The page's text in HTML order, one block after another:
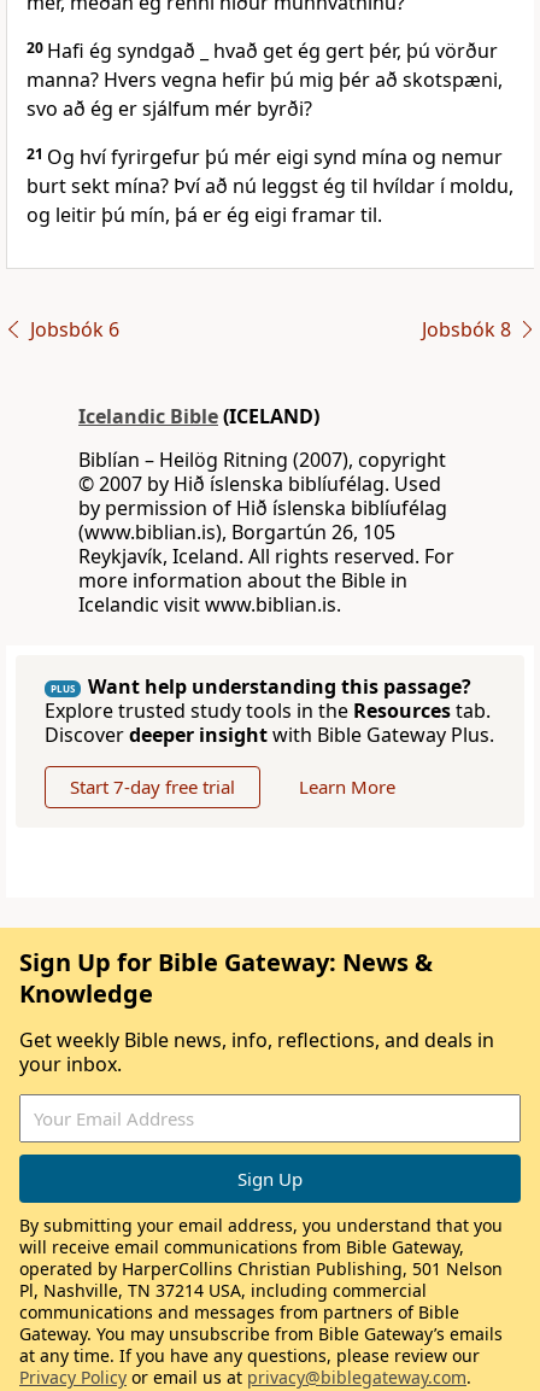
20 Hafi ég syndgað _ hvað get ég gert þér, þú vörður
manna? Hvers vegna hefir þú mig þér að skotspæni,
svo að ég er sjálfum mér byrði?
21 Og hví fyrirgefur þú mér eigi synd mína og nemur
burt sekt mína? Því að nú leggst ég til hvíldar í moldu,
og leitir þú mín, þá er ég eigi framar til.
Jobsbók 6 Jobsbók 8
Icelandic Bible(ICELAND)
Biblían – Heilög Ritning (2007), copyright
© 2007 by Hið íslenska biblíufélag. Used
by permission of Hið íslenska biblíufélag
(www.biblian.is), Borgartún 26, 105
Reykjavík, Iceland. All rights reserved. For
more information about the Bible in
Icelandic visit www.biblian.is.
PLUS
Want help understanding this passage?
Explore trusted study tools in the Resourcestab.
Discoverdeeper insightwith Bible Gateway Plus.
Start 7-day free trial Learn More
Sign Up for Bible Gateway: News &
Knowledge
Get weekly Bible news, info, reflections, and deals in
your inbox.
By submitting your email address, you understand that you
will receive email communications from Bible Gateway,
operated by HarperCollins Christian Publishing, 501 Nelson
Pl, Nashville, TN 37214 USA, including commercial
communications and messages from partners of Bible
Gateway. You may unsubscribe from Bible Gateway’s emails
at any time. If you have any questions, please review our
Privacy Policy or email us at privacy@biblegateway.com.